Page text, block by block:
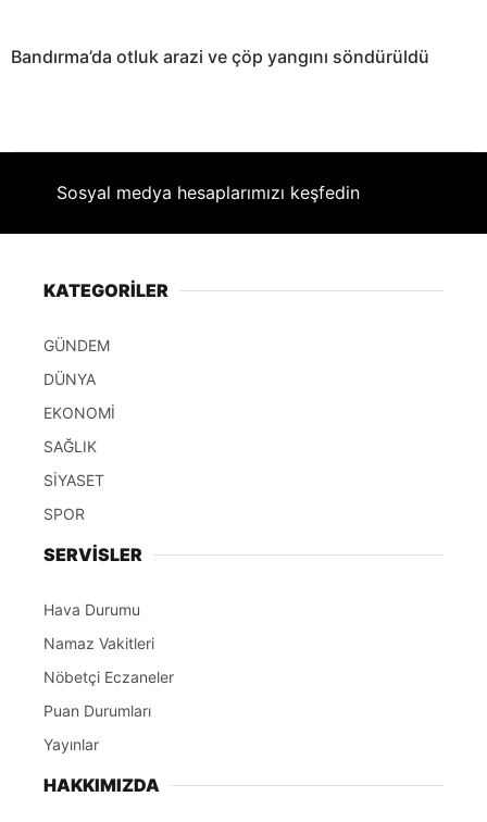
Bandırma’da otluk arazi ve çöp yangını söndürüldü
Sosyal medya hesaplarımızı keşfedin
KATEGORİLER
GÜNDEM
DÜNYA
EKONOMİ
SAĞLIK
SİYASET
SPOR
SERVİSLER
Hava Durumu
Namaz Vakitleri
Nöbetçi Eczaneler
Puan Durumları
Yayınlar
HAKKIMIZDA